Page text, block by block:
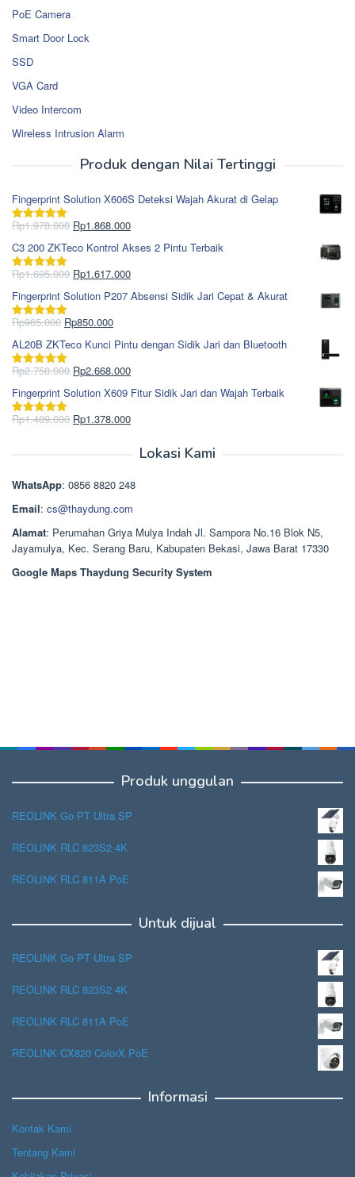
PoE Camera
Smart Door Lock
SSD
VGA Card
Video Intercom
Wireless Intrusion Alarm
Produk dengan Nilai Tertinggi
Fingerprint Solution X606S Deteksi Wajah Akurat di Gelap
Dinilai5.00
Rp1.978.000 Harga
aslinya
adalah:
Rp1.978.000.
Rp1.868.000Harga
saat
ini
adalah:
C3 200 ZKTeco Kontrol Akses 2 Pintu Terbaik
Dinilai5.00
Rp1.695.000 Harga
aslinya
adalah:
Rp1.695.000.
Rp1.617.000Harga
saat
ini
Fingerprint Solution P207 Absensi Sidik Jari Cepat & Akurat
Dinilai5.00
Rp965.000 Harga
aslinya
adalah:
Rp965.000.
Rp850.000Harga
saat
ini
adalah:
AL20B ZKTeco Kunci Pintu dengan Sidik Jari dan Bluetooth
Dinilai5.00
Rp2.750.000 Harga
aslinya
adalah:
Rp2.750.000.
Rp2.668.000Harga
saat
ini
adalah:
Fingerprint Solution X609 Fitur Sidik Jari dan Wajah Terbaik
Dinilai5.00
Rp1.489.000 Harga
Rp1.378.000Harga
Rp1.378.000.
Lokasi Kami
WhatsApp: 0856 8820 248
Email: cs@thaydung.com
Alamat: Perumahan Griya Mulya Indah Jl. Sampora No.16 Blok N5,
Jayamulya, Kec. Serang Baru, Kabupaten Bekasi, Jawa Barat 17330
Google Maps Thaydung Security System
Produk unggulan
REOLINK Go PT Ultra SP
REOLINK RLC 823S2 4K
REOLINK RLC 811A PoE
Untuk dijual
REOLINK Go PT Ultra SP
REOLINK RLC 823S2 4K
REOLINK RLC 811A PoE
REOLINK CX820 ColorX PoE
Informasi
Kontak Kami
Tentang Kami